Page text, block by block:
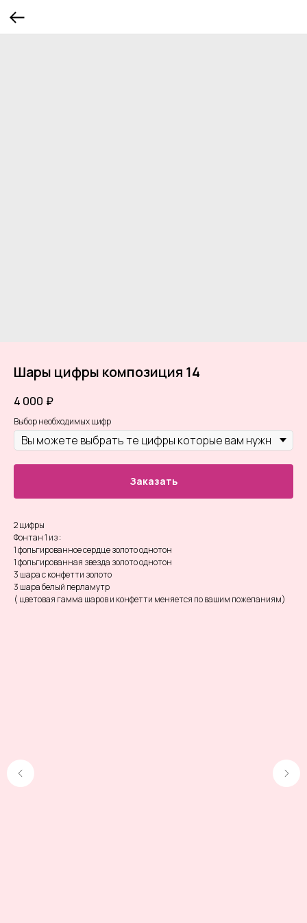
Шары цифры композиция 14
4 000 ₽
Выбор необходимых цифр
Заказать
2 цифры
Фонтан 1 из :
1 фольгированное сердце золото однотон
1 фольгированная звезда золото однотон
3 шара с конфетти золото
3 шара белый перламутр
( цветовая гамма шаров и конфетти меняется по вашим пожеланиям)